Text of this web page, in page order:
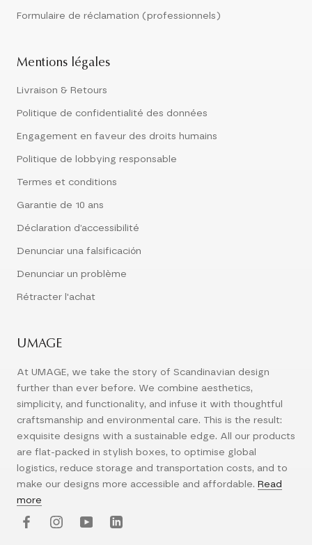
Formulaire de réclamation (professionnels)
Mentions légales
Livraison & Retours
Politique de confidentialité des données
Engagement en faveur des droits humains
Politique de lobbying responsable
Termes et conditions
Garantie de 10 ans
Déclaration d’accessibilité
Denunciar una falsificación
Denunciar un problème
Rétracter l'achat
UMAGE
At UMAGE, we take the story of Scandinavian design
further than ever before. We combine aesthetics,
simplicity, and functionality, and infuse it with thoughtful
craftsmanship and environmental care. This is the result:
exquisite designs with a sustainable edge. All our products
are flat-packed in stylish boxes, to optimise global
logistics, reduce storage and transportation costs, and to
make our designs more accessible and affordable. Read
more